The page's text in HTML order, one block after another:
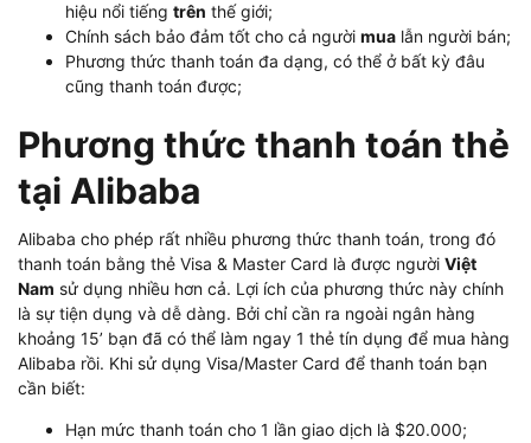
hiệu nổi tiếng trên thế giới;
Chính sách bảo đảm tốt cho cả người mua lẫn người bán;
Phương thức thanh toán đa dạng, có thể ở bất kỳ đâu
cũng thanh toán được;
Phương thức thanh toán thẻ
tại Alibaba
Alibaba cho phép rất nhiều phương thức thanh toán, trong đó
thanh toán bằng thẻ Visa & Master Card là được người Việt
Nam sử dụng nhiều hơn cả. Lợi ích của phương thức này chính
là sự tiện dụng và dễ dàng. Bởi chỉ cần ra ngoài ngân hàng
khoảng 15’ bạn đã có thể làm ngay 1 thẻ tín dụng để mua hàng
Alibaba rồi. Khi sử dụng Visa/Master Card để thanh toán bạn
cần biết:
Hạn mức thanh toán cho 1 lần giao dịch là $20.000;